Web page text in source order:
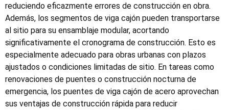
reduciendo eficazmente errores de construcción en obra.
Además, los segmentos de viga cajón pueden transportarse
al sitio para su ensamblaje modular, acortando
significativamente el cronograma de construcción. Esto es
especialmente adecuado para obras urbanas con plazos
ajustados o condiciones limitadas de sitio. En tareas como
renovaciones de puentes o construcción nocturna de
emergencia, los puentes de viga cajón de acero aprovechan
sus ventajas de construcción rápida para reducir